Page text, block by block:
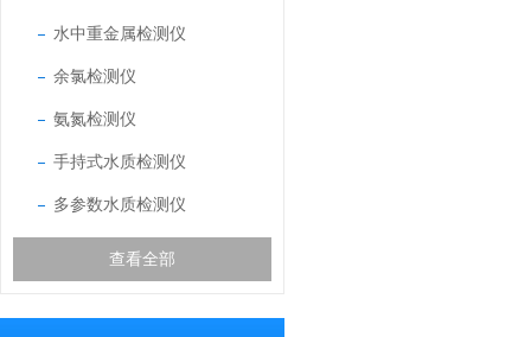
水中重金属检测仪
余氯检测仪
氨氮检测仪
手持式水质检测仪
多参数水质检测仪
查看全部